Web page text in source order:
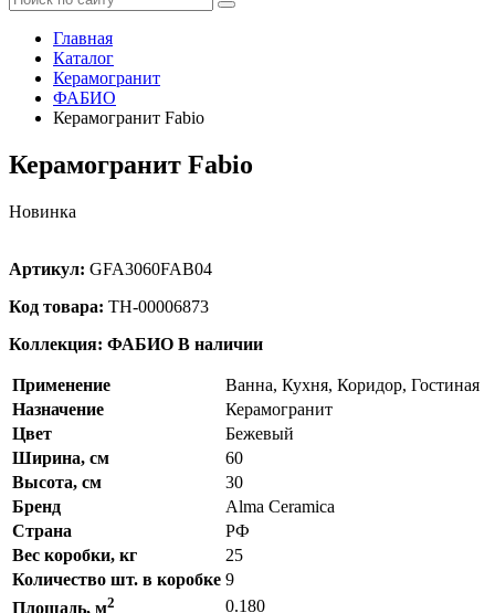
Главная
Каталог
Керамогранит
ФАБИО
Керамогранит Fabio
Керамогранит Fabio
Новинка
Артикул: GFA3060FAB04
Код товара: ТН-00006873
Коллекция: ФАБИО В наличии
Применение
Ванна, Кухня, Коридор, Гостиная
Назначение
Керамогранит
Цвет
Бежевый
Ширина, см
60
Высота, см
30
Бренд
Alma Ceramica
Страна
РФ
Вес коробки, кг
25
Количество шт. в коробке 9
Площадь, м2
0.180